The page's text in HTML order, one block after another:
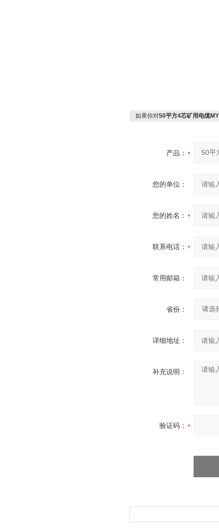
如果你对50平方4芯矿用电缆
产品：
您的单位：
您的姓名：
联系电话：
常用邮箱：
省份：
详细地址：
补充说明：
验证码：